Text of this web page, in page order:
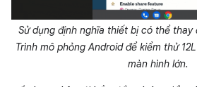
Sử dụng định nghĩa thiết bị có thể
Trình mô phỏng Android để kiểm thử
màn hình lớn.